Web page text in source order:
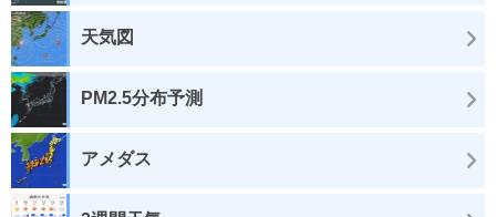
天気図
PM2.5分布予測
アメダス